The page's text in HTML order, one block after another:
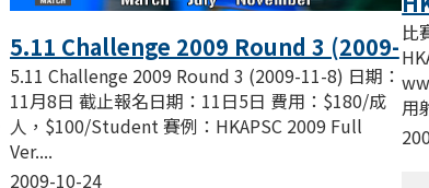
5.11 Challenge 2009 Round 3 (2009-
11-8)
2009-10-24
5.11 Challenge 2009 Round 3 (2009-11-8) 日期：
11月8日 截止報名日期：11日5日 費用：$180/成
人，$100/Student 賽例：HKAPSC 2009 Full
Ver....
比
用